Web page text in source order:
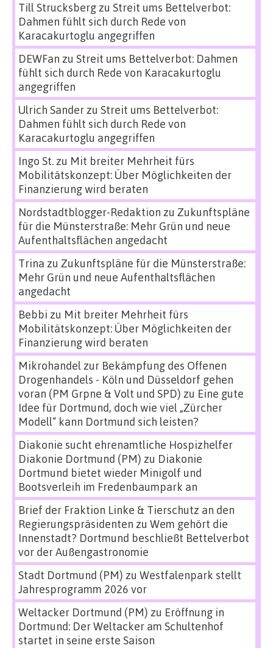
Till Strucksbergzu Streit ums Bettelverbot:
Dahmen fühlt sich durch Rede von
Karacakurtoglu angegriffen
DEWFan zu Streit ums Bettelverbot: Dahmen
fühlt sich durch Rede von Karacakurtoglu
angegriffen
Ulrich Sanderzu Streit ums Bettelverbot:
Dahmen fühlt sich durch Rede von
Karacakurtoglu angegriffen
Ingo St.zu Mit breiter Mehrheit fürs
Mobilitätskonzept: Über Möglichkeiten der
Finanzierung wird beraten
Nordstadtblogger-Redaktion zu Zukunftspläne
für die Münsterstraße: Mehr Grün und neue
Aufenthaltsflächen angedacht
Trina zu Zukunftspläne für die Münsterstraße:
Mehr Grün und neue Aufenthaltsflächen
angedacht
Bebbi zu Mit breiter Mehrheit fürs
Mobilitätskonzept: Über Möglichkeiten der
Finanzierung wird beraten
Mikrohandel zur Bekämpfung des Offenen
Drogenhandels - Köln und Düsseldorf gehen
voran (PM Grpne & Volt und SPD) zu Eine gute
Idee für Dortmund, doch wie viel „Zürcher
Modell“ kann Dortmund sich leisten?
Diakonie sucht ehrenamtliche Hospizhelfer
Diakonie Dortmund (PM) zu Diakonie
Dortmund bietet wieder Minigolf und
Bootsverleih im Fredenbaumpark an
Brief der Fraktion Linke & Tierschutz an den
Regierungspräsidenten zu Wem gehört die
Innenstadt? Dortmund beschließt Bettelverbot
vor der Außengastronomie
Stadt Dortmund (PM) zu Westfalenpark stellt
Jahresprogramm 2026 vor
Weltacker Dortmund (PM) zu Eröffnung in
Dortmund: Der Weltacker am Schultenhof
startet in seine erste Saison